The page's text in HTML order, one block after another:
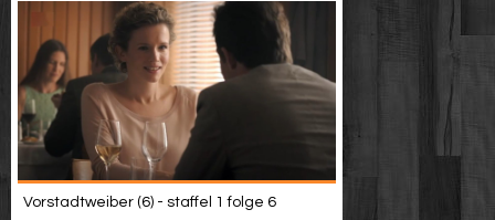
Vorstadtweiber (6) - staffel 1 folge 6